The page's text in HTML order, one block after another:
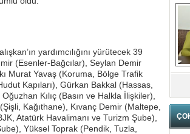
yardımcılığını yürütecek 39
(Esenler-Bağcılar), Seylan Demir
Murat Yavaş (Koruma, Bölge Trafik
Kapıları), Gürkan Bakkal (Hassas,
Kılıç (Basın ve Halkla İlişkiler),
Kağıthane), Kıvanç Demir (Maltepe,
Atatürk Havalimanı ve Turizm Şube),
Yüksel Toprak (Pendik, Tuzla,